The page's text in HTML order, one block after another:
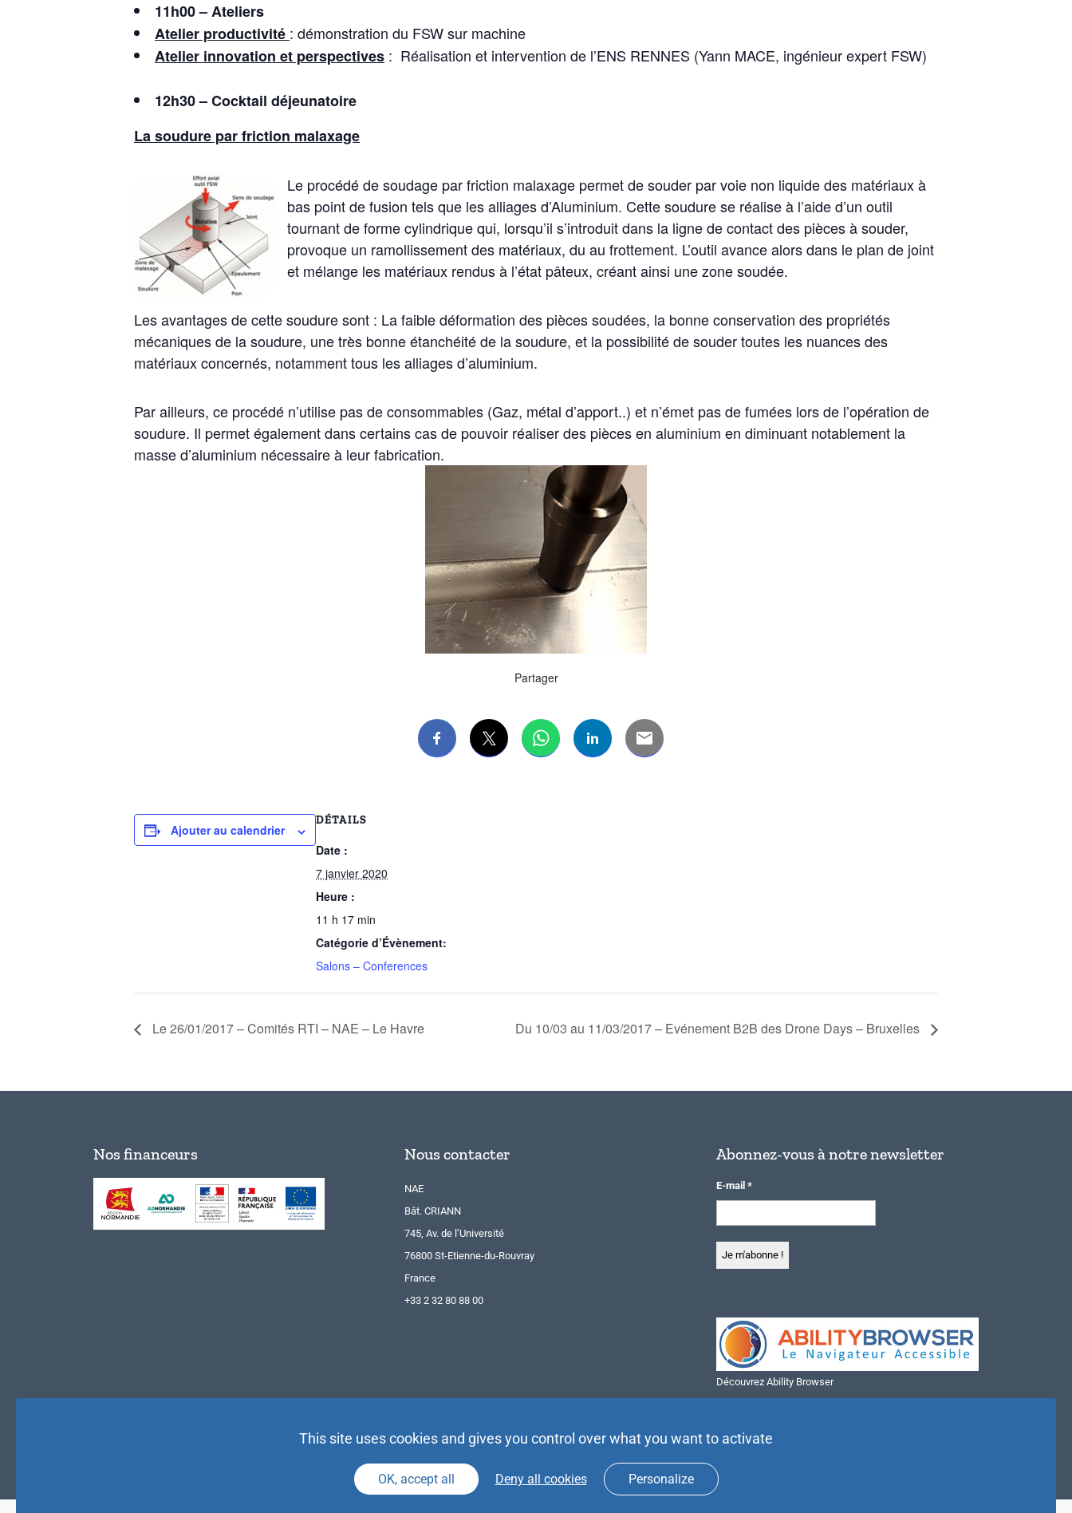
11h00 – Ateliers
Atelier productivité : démonstration du FSW sur machine
Atelier innovation et perspectives : Réalisation et intervention de l’ENS RENNES (Yann MACE, ingénieur expert FSW)
12h30 – Cocktail déjeunatoire
La soudure par friction malaxage
Le procédé de soudage par friction malaxage permet de souder par voie non liquide des matériaux à
bas point de fusion tels que les alliages d’Aluminium. Cette soudure se réalise à l’aide d’un outil
tournant de forme cylindrique qui, lorsqu’il s’introduit dans la ligne de contact des pièces à souder,
provoque un ramollissement des matériaux, du au frottement. L’outil avance alors dans le plan de joint
et mélange les matériaux rendus à l’état pâteux, créant ainsi une zone soudée.
Les avantages de cette soudure sont : La faible déformation des pièces soudées, la bonne conservation des propriétés
mécaniques de la soudure, une très bonne étanchéité de la soudure, et la possibilité de souder toutes les nuances des
matériaux concernés, notamment tous les alliages d’aluminium.
Par ailleurs, ce procédé n’utilise pas de consommables (Gaz, métal d’apport..) et n’émet pas de fumées lors de l’opération de
soudure. Il permet également dans certains cas de pouvoir réaliser des pièces en aluminium en diminuant notablement la
masse d’aluminium nécessaire à leur fabrication.
Partager
Ajouter au calendrier
DÉTAILS
Date :
7 janvier 2020
Heure :
11 h 17 min
Catégorie d’Évènement:
Salons – Conferences
Le 26/01/2017 – Comités RTI – NAE – Le Havre Du 10/03 au 11/03/2017 – Evénement B2B des Drone Days – Bruxelles
Nos financeurs Nous contacter
NAE
Bât. CRIANN
745, Av. de l’Université
76800 St-Etienne-du-Rouvray
France
+33 2 32 80 88 00
Abonnez-vous à notre newsletter
E-mail *
Découvrez Ability Browser
This site uses cookies and gives you control over what you want to activate
OK, accept all Deny all cookies Personalize